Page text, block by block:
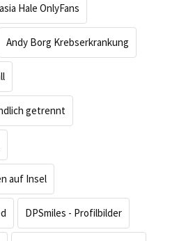
Hale OnlyFans
Andy Borg Krebserkrankung
getrennt
auf Insel
DPSmiles - Profilbilder